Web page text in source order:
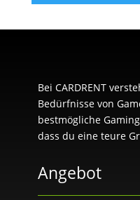
Bei CARDRENT
Bedürfnisse von
bestmögliche
dass du eine teure
Angebot